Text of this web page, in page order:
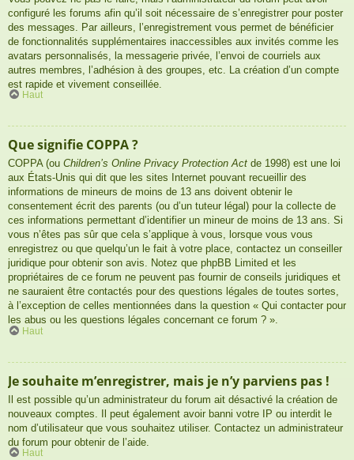
configuré les forums afin qu’il soit nécessaire de s’enregistrer pour poster
des messages. Par ailleurs, l’enregistrement vous permet de bénéficier
de fonctionnalités supplémentaires inaccessibles aux invités comme les
avatars personnalisés, la messagerie privée, l’envoi de courriels aux
autres membres, l’adhésion à des groupes, etc. La création d’un compte
est rapide et vivement conseillée.
Haut
Que signifie COPPA ?
COPPA (ou Children’s Online Privacy Protection Act de 1998) est une loi
aux États-Unis qui dit que les sites Internet pouvant recueillir des
informations de mineurs de moins de 13 ans doivent obtenir le
consentement écrit des parents (ou d’un tuteur légal) pour la collecte de
ces informations permettant d’identifier un mineur de moins de 13 ans. Si
vous n’êtes pas sûr que cela s’applique à vous, lorsque vous vous
enregistrez ou que quelqu’un le fait à votre place, contactez un conseiller
juridique pour obtenir son avis. Notez que phpBB Limited et les
propriétaires de ce forum ne peuvent pas fournir de conseils juridiques et
ne sauraient être contactés pour des questions légales de toutes sortes,
à l’exception de celles mentionnées dans la question « Qui contacter pour
les abus ou les questions légales concernant ce forum ? ».
Haut
Je souhaite m’enregistrer, mais je n’y parviens pas !
Il est possible qu’un administrateur du forum ait désactivé la création de
nouveaux comptes. Il peut également avoir banni votre IP ou interdit le
nom d’utilisateur que vous souhaitez utiliser. Contactez un administrateur
du forum pour obtenir de l’aide.
Haut